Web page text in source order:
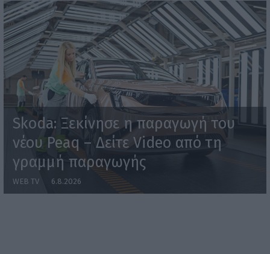
Skoda: Ξεκίνησε η παραγωγή του
νέου Peaq – Δείτε Video από τη
γραμμή παραγωγής
WEB TV 6.8.2026